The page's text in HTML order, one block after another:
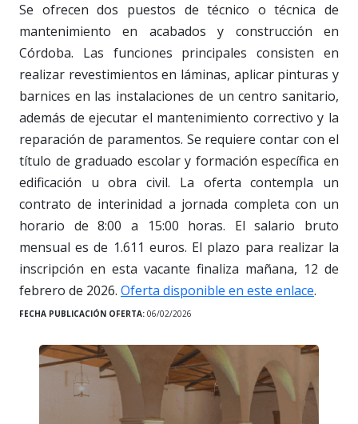
Se ofrecen dos puestos de técnico o técnica de
mantenimiento en acabados y construcción en
Córdoba. Las funciones principales consisten en
realizar revestimientos en láminas, aplicar pinturas y
barnices en las instalaciones de un centro sanitario,
además de ejecutar el mantenimiento correctivo y la
reparación de paramentos. Se requiere contar con el
título de graduado escolar y formación específica en
edificación u obra civil. La oferta contempla un
contrato de interinidad a jornada completa con un
horario de 8:00 a 15:00 horas. El salario bruto
mensual es de 1.611 euros. El plazo para realizar la
inscripción en esta vacante finaliza mañana, 12 de
febrero de 2026. Oferta disponible en este enlace.
FECHA PUBLICACIÓN OFERTA: 06/02/2026